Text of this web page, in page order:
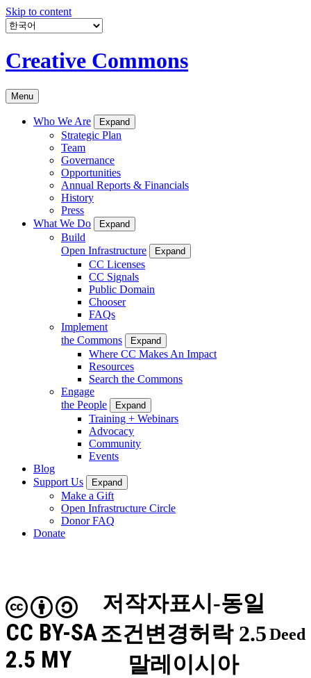
Skip to content
Creative Commons
Menu
Who We Are Expand
Strategic Plan
Team
Governance
Opportunities
Annual Reports & Financials
History
Press
What We Do
Expand
Build
Open Infrastructure
Expand
CC Licenses
CC Signals
Public Domain
Chooser
FAQs
Implement
the Commons
Expand
Where CC Makes An Impact
Resources
Search the Commons
Engage
the People
Expand
Training + Webinars
Advocacy
Community
Events
Blog
Support Us
Expand
Make a Gift
Open Infrastructure Circle
Donor FAQ
Donate
저작자표시-동일
조건변경허락 2.5
말레이시아
CC BY-SA
2.5 MY
Deed